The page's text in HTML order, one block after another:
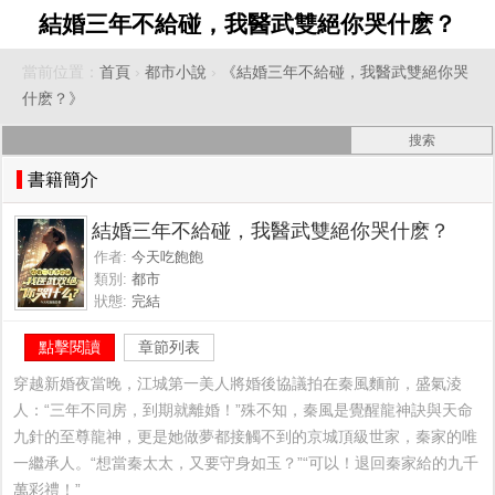
結婚三年不給碰，我醫武雙絕你哭什麽？
當前位置： 首頁 › 都市小說 ›
《結婚三年不給碰，我醫武雙絕你哭
什麽？》
書籍簡介
結婚三年不給碰，我醫武雙絕你哭什麽？
作者: 今天吃飽飽
類別: 都市
狀態: 完結
點擊閱讀 章節列表
穿越新婚夜當晚，江城第一美人將婚後協議拍在秦風麵前，盛氣淩
人：“三年不同房，到期就離婚！”殊不知，秦風是覺醒龍神訣與天命
九針的至尊龍神，更是她做夢都接觸不到的京城頂級世家，秦家的唯
一繼承人。“想當秦太太，又要守身如玉？”“可以！退回秦家給的九千
萬彩禮！”